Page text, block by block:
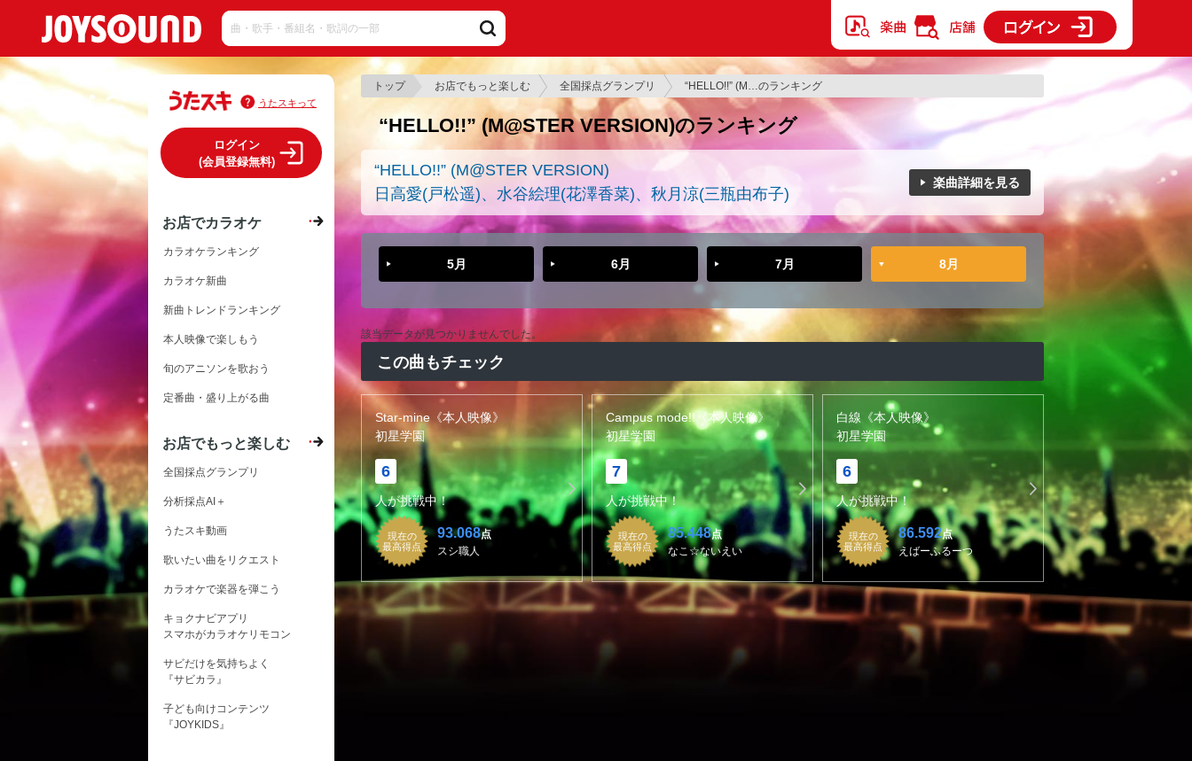
トップ お店でもっと楽しむ 全国採点グランプリ “HELLO!!” (M…のランキング
“HELLO!!” (M@STER VERSION)のランキング
“HELLO!!” (M@STER VERSION)
日高愛(戸松遥)、水谷絵理(花澤香菜)、秋月涼(三瓶由布子)
楽曲詳細を見る
5月 6月 7月 8月
該当データが見つかりませんでした。
この曲もチェック
Star-mine《本人映像》
初星学園
6
人が挑戦中！
現在の
最高得点
93.068点
スシ職人
Campus mode!!《本人映像》
初星学園
7
人が挑戦中！
現在の
最高得点
85.448点
なこ☆ないえい
白線《本人映像》
初星学園
6
人が挑戦中！
現在の
最高得点
86.592点
えばーふるーつ
うたスキって
ログイン
(会員登録無料)
お店でカラオケ
カラオケランキング
カラオケ新曲
新曲トレンドランキング
本人映像で楽しもう
旬のアニソンを歌おう
定番曲・盛り上がる曲
お店でもっと楽しむ
全国採点グランプリ
分析採点AI＋
うたスキ動画
歌いたい曲をリクエスト
カラオケで楽器を弾こう
キョクナビアプリ
スマホがカラオケリモコン
サビだけを気持ちよく
『サビカラ』
子ども向けコンテンツ
『JOYKIDS』